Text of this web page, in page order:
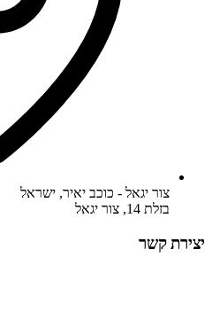
צור יגאל - כוכב יאיר, ישראל
בזלת 14, צור יגאל
יצירת קשר